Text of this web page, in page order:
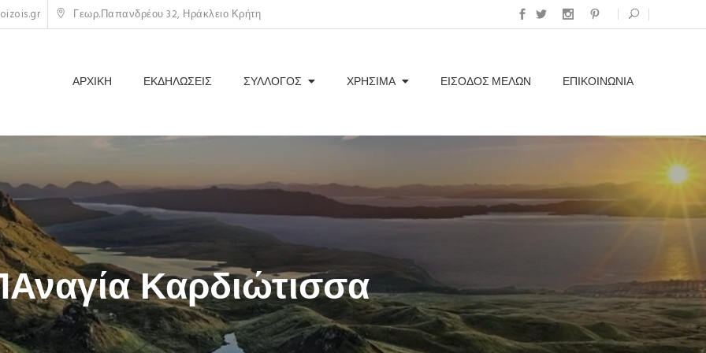
Γεωρ.Παπανδρέου 32, Ηράκλειο Κρήτη
ΑΡΧΙΚΗ ΕΚΔΗΛΩΣΕΙΣ ΣΥΛΛΟΓΟΣ ΧΡΗΣΙΜΑ ΕΊΣΟΔΟΣ ΜΕΛΏΝ ΕΠΙΚΟΙΝΩΝΊΑ
Καρδιώτισσα